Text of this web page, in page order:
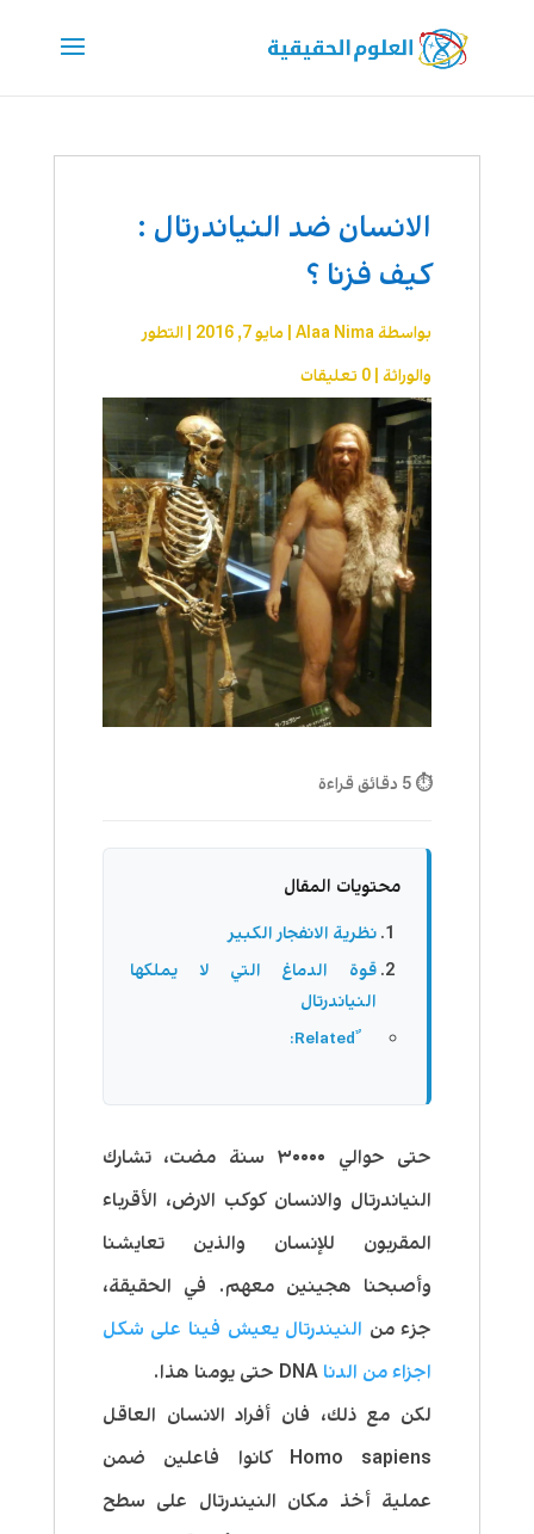
الانسان ضد النياندرتال :
كيف فزنا ؟
بواسطة Alaa Nima
| مايو 7, 2016
التطور
والوراثة| 0 تعليقات
⏱ 5 دقائق قراءة
محتويات المقال
نظرية الانفجار الكبير
قوة الدماغ التي لا يملكها
النياندرتال
ٌRelated:
حتى حوالي ٣٠٠٠٠ سنة مضت، تشارك
النياندرتال والانسان كوكب الارض، الأقرباء
المقربون للإنسان والذين تعايشنا
وأصبحنا هجينين معهم. في الحقيقة،
جزء من النيندرتال يعيش فينا على شكل
اجزاء من الدنا
لكن مع ذلك، فان أفراد الانسان العاقل
Homo sapiens كانوا فاعلين ضمن
عملية أخذ مكان النيندرتال على سطح